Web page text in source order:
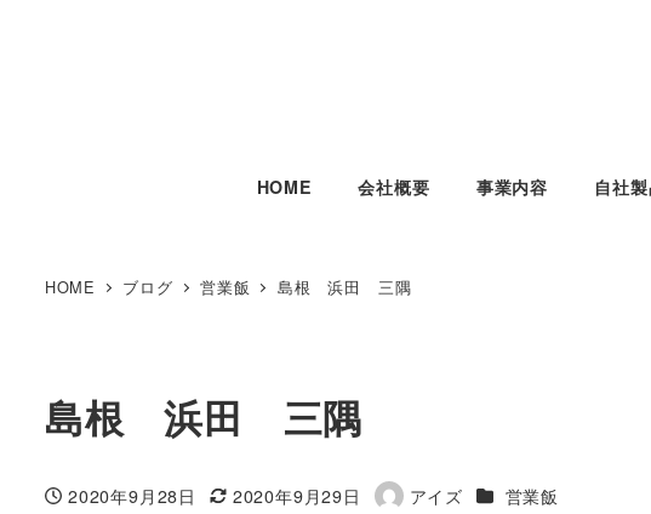
HOME 会社概要 事業内容 自社
HOME ブログ 営業飯 島根 浜田 三隅
島根 浜田 三隅
投稿日
2020年9月28日
更新日
2020年9月29日
著
アイズ カテゴリー
営業飯